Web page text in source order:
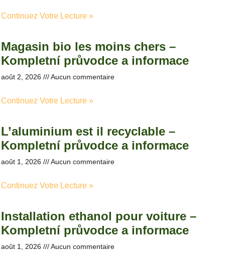
Continuez Votre Lecture »
Magasin bio les moins chers –
Kompletní průvodce a informace
août 2, 2026 Aucun commentaire
Continuez Votre Lecture »
L’aluminium est il recyclable –
Kompletní průvodce a informace
août 1, 2026 Aucun commentaire
Continuez Votre Lecture »
Installation ethanol pour voiture –
Kompletní průvodce a informace
août 1, 2026 Aucun commentaire